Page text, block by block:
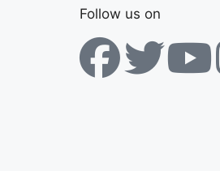
Follow us on